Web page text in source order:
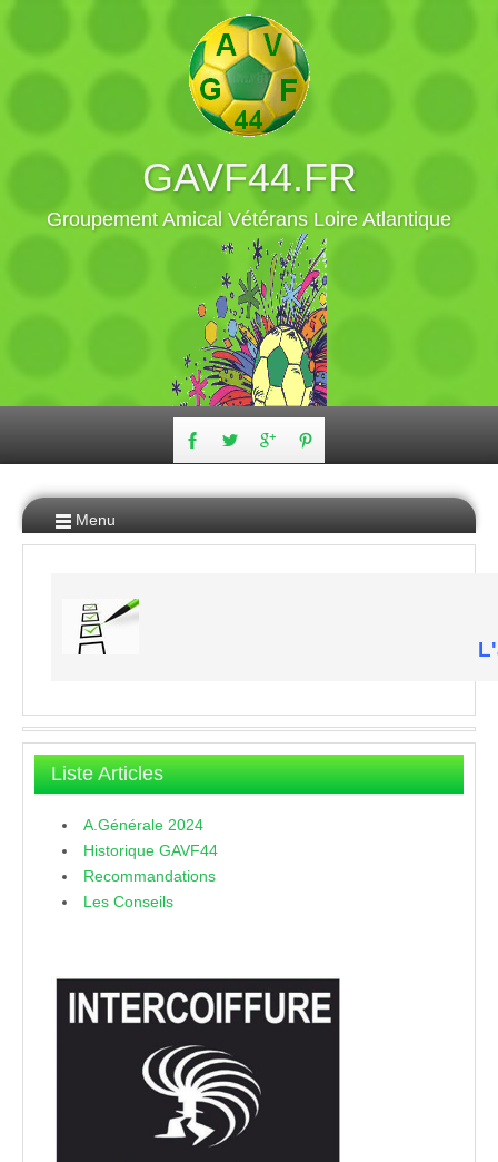
GAVF44.FR
Groupement Amical Vétérans Loire Atlantique
Menu
Liste Articles
A.Générale 2024
Historique GAVF44
Recommandations
Les Conseils